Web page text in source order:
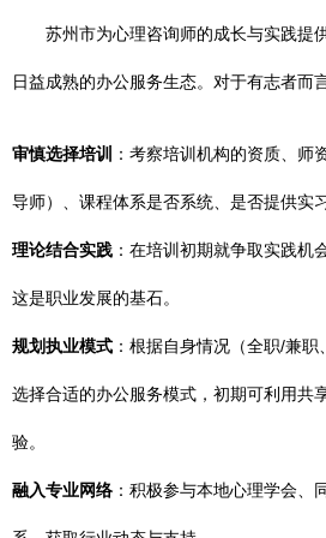
苏州市为心理咨询师的成长与实践提
日益成熟的办公服务生态。对于有志者而
审慎选择培训 ：考察培训机构的资质、师
导师）、课程体系是否系统、是否提供实
理论结合实践 ：在培训初期就争取实践机
这是职业发展的基石。
规划执业模式 ：根据自身情况（全职/兼
选择合适的办公服务模式，初期可利用共
验。
融入专业网络 ：积极参与本地心理学会、